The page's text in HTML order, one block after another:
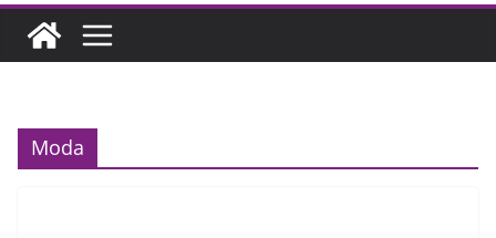
Moda